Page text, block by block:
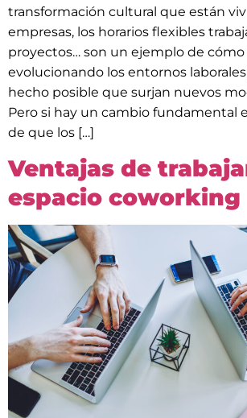
transformación cultural que están
empresas, los horarios flexibles
proyectos… son un ejemplo de cómo
evolucionando los entornos
hecho posible que surjan nuevos
Pero si hay un cambio fundamental
de que los […]
Ventajas de
espacio coworking